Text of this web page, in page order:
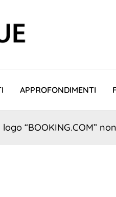
APPROFONDIMENTI
logo “BOOKING.COM”